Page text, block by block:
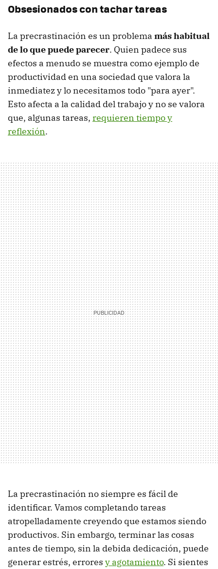
Obsesionados con tachar tareas
La precrastinación es un problema más habitual
de lo que puede parecer. Quien padece sus
efectos a menudo se muestra como ejemplo de
productividad en una sociedad que valora la
inmediatez y lo necesitamos todo "para ayer".
Esto afecta a la calidad del trabajo y no se valora
que, algunas tareas, requieren tiempo y
reflexión.
La precrastinación no siempre es fácil de
identificar. Vamos completando tareas
atropelladamente creyendo que estamos siendo
productivos. Sin embargo, terminar las cosas
antes de tiempo, sin la debida dedicación, puede
generar estrés, errores y agotamiento. Si sientes